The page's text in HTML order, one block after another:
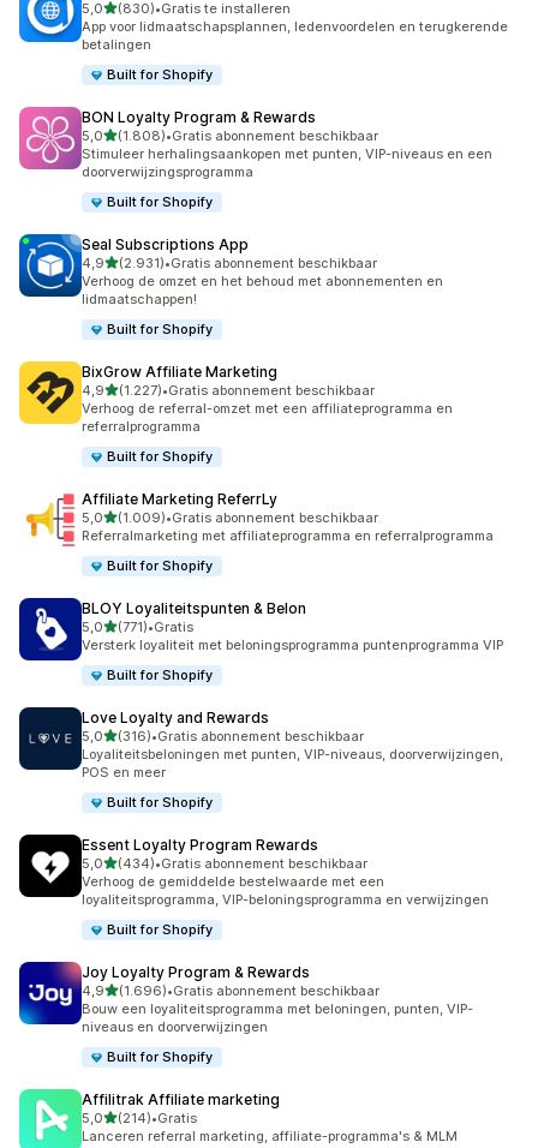
5,0van 5 sterren
(830)
830 recensies in totaal
•Gratis te installeren
App voor lidmaatschapsplannen, ledenvoordelen en terugkerende
betalingen
Built for Shopify
BON Loyalty Program & Rewards
5,0van 5 sterren
(1.808)
1808 recensies in totaal
•Gratis abonnement beschikbaar
Stimuleer herhalingsaankopen met punten, VIP-niveaus en een
doorverwijzingsprogramma
Built for Shopify
Seal Subscriptions App
4,9van 5 sterren
(2.931)
2931 recensies in totaal
•Gratis abonnement beschikbaar
Verhoog de omzet en het behoud met abonnementen en
lidmaatschappen!
Built for Shopify
BixGrow Affiliate Marketing
4,9van 5 sterren
(1.227)
1227 recensies in totaal
•Gratis abonnement beschikbaar
Verhoog de referral-omzet met een affiliateprogramma en
referralprogramma
Built for Shopify
Affiliate Marketing ReferrLy
5,0van 5 sterren
(1.009)
1009 recensies in totaal
•Gratis abonnement beschikbaar
Referralmarketing met affiliateprogramma en referralprogramma
Built for Shopify
BLOY Loyaliteitspunten & Belon
5,0van 5 sterren
(771)
771 recensies in totaal
•Gratis
Versterk loyaliteit met beloningsprogramma puntenprogramma VIP
Built for Shopify
Love Loyalty and Rewards
5,0van 5 sterren
(316)
316 recensies in totaal
•Gratis abonnement beschikbaar
Loyaliteitsbeloningen met punten, VIP-niveaus, doorverwijzingen,
POS en meer
Built for Shopify
Essent Loyalty Program Rewards
5,0van 5 sterren
(434)
434 recensies in totaal
•Gratis abonnement beschikbaar
Verhoog de gemiddelde bestelwaarde met een
loyaliteitsprogramma, VIP-beloningsprogramma en verwijzingen
Built for Shopify
Joy Loyalty Program & Rewards
4,9van 5 sterren
(1.696)
1696 recensies in totaal
•Gratis abonnement beschikbaar
Bouw een loyaliteitsprogramma met beloningen, punten, VIP-
niveaus en doorverwijzingen
Built for Shopify
Affilitrak Affiliate marketing
5,0van 5 sterren
(214)
214 recensies in totaal
•Gratis
Lanceren referral marketing, affiliate-programma's & MLM